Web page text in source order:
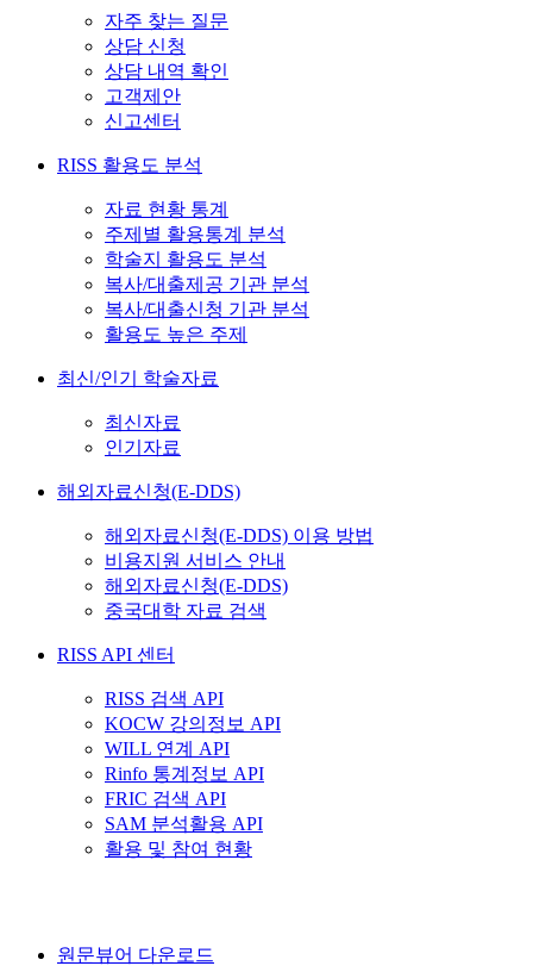
자주 찾는 질문
상담 신청
상담 내역 확인
고객제안
신고센터
RISS 활용도 분석
자료 현황 통계
주제별 활용통계 분석
학술지 활용도 분석
복사/대출제공 기관 분석
복사/대출신청 기관 분석
활용도 높은 주제
최신/인기 학술자료
최신자료
인기자료
해외자료신청(E-DDS)
해외자료신청(E-DDS) 이용 방법
비용지원 서비스 안내
해외자료신청(E-DDS)
중국대학 자료 검색
RISS API 센터
RISS 검색 API
KOCW 강의정보 API
WILL 연계 API
Rinfo 통계정보 API
FRIC 검색 API
SAM 분석활용 API
활용 및 참여 현황
원문뷰어 다운로드